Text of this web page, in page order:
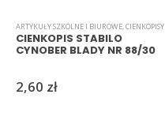
ARTYKUŁY SZKOLNE I BIUROWE,CIENKOPISY
CIENKOPIS STABILO
CYNOBER BLADY NR 88/30
2,60 zł